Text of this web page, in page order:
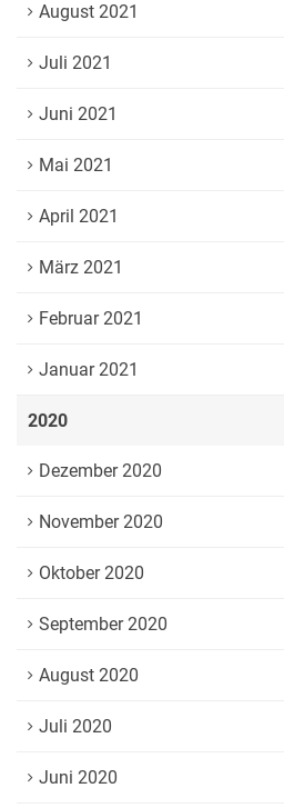
August 2021
Juli 2021
Juni 2021
Mai 2021
April 2021
März 2021
Februar 2021
Januar 2021
2020
Dezember 2020
November 2020
Oktober 2020
September 2020
August 2020
Juli 2020
Juni 2020